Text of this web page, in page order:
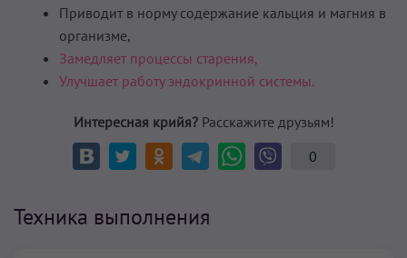
Приводит в норму содержание кальция и магния в
организме,
Замедляет процессы старения,
Улучшает работу эндокринной системы.
Интересная крийя?Расскажите друзьям!
0
Техника выполнения